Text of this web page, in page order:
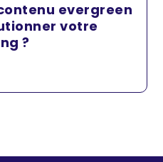
evergreen
votre
?